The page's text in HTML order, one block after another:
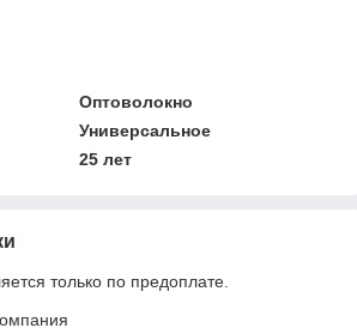
Оптоволокно
Универсальное
25 лет
только по предоплате.